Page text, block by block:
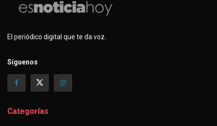
El periódico digital que te da voz.
Síguenos
Categorías